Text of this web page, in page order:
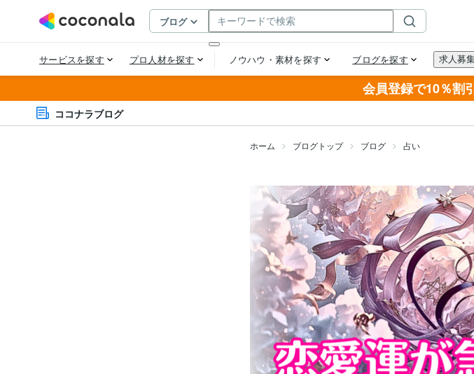
会員登録で10％割
ココナラブログ
ホーム ブログトップ ブログ 占い